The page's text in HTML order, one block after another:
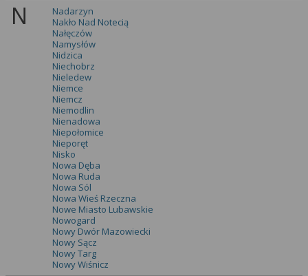
N
Nadarzyn
Nakło Nad Notecią
Nałęczów
Namysłów
Nidzica
Niechobrz
Nieledew
Niemce
Niemcz
Niemodlin
Nienadowa
Niepołomice
Nieporęt
Nisko
Nowa Dęba
Nowa Ruda
Nowa Sól
Nowa Wieś Rzeczna
Nowe Miasto Lubawskie
Nowogard
Nowy Dwór Mazowiecki
Nowy Sącz
Nowy Targ
Nowy Wiśnicz